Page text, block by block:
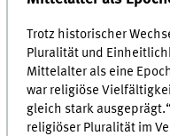
Trotz historischer
Pluralität und
Mittelalter als eine
war religiöse
gleich stark
religiöser Pluralität im